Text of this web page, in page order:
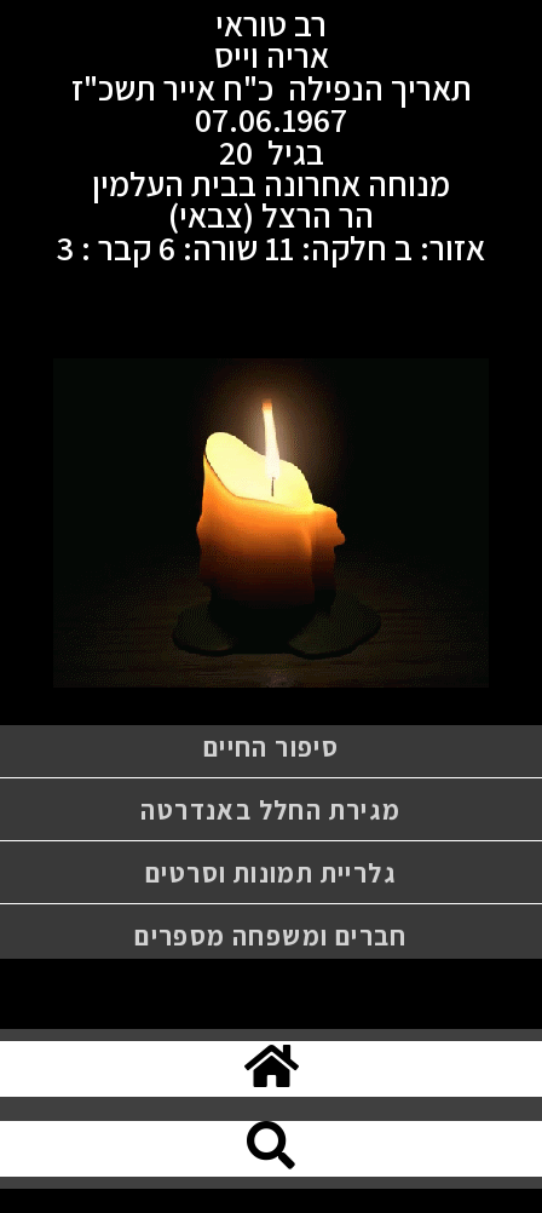
רב טוראי
אריה וייס
תאריך הנפילה כ"ח אייר תשכ"ז
07.06.1967
בגיל 20
מנוחה אחרונה בבית העלמין
הר הרצל (צבאי)
אזור: ב חלקה: 11 שורה: 6 קבר : 3
סיפור החיים
מגירת החלל באנדרטה
גלריית תמונות וסרטים
חברים ומשפחה מספרים